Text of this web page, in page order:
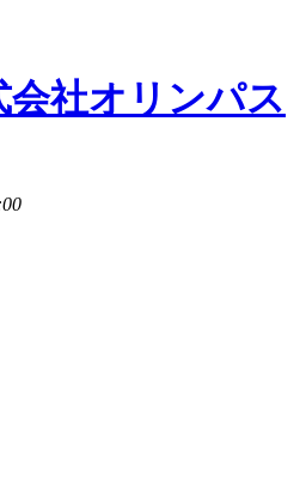
会社オリンパス